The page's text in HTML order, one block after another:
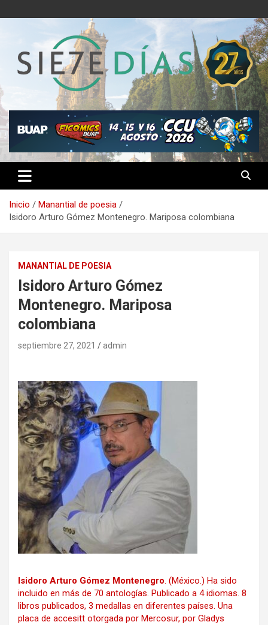
al
Semanario 7 Días
Inicio
Manantial de poesia
Isidoro Arturo Gómez Montenegro. Mariposa colombiana
MANANTIAL DE POESIA
Isidoro Arturo Gómez
Montenegro. Mariposa
colombiana
septiembre 27, 2021 admin
Isidoro Arturo Gómez Montenegro. (México.) Ha sido
incluido en más de 70 antologías. Publicado a 4 idiomas. 8
libros publicados, 3 medallas en diferentes países. Una
placa de accesitt otorgada por Mercosur, por Gladys